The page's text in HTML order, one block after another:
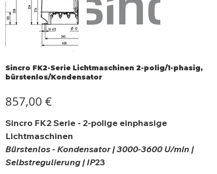
Sincro FK2-Serie Lichtmaschinen 2-polig/1-phasig,
bürstenlos/Kondensator
857,00 €
Sincro FK2 Serie - 2-polige einphasige
Lichtmaschinen
Bürstenlos - Kondensator | 3000-3600 U/min |
Selbstregulierung | IP23